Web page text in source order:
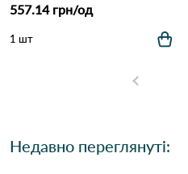
557.14 грн/од
1 шт
Недавно переглянуті: